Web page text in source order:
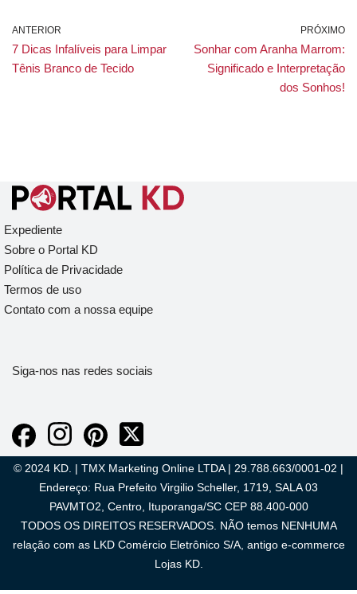
ANTERIOR
7 Dicas Infalíveis para Limpar
Tênis Branco de Tecido
PRÓXIMO
Sonhar com Aranha Marrom:
Significado e Interpretação
dos Sonhos!
Expediente
Sobre o Portal KD
Política de Privacidade
Termos de uso
Contato com a nossa equipe
Siga-nos nas redes sociais
© 2024 KD. | TMX Marketing Online LTDA | 29.788.663/0001-02 |
Endereço: Rua Prefeito Virgilio Scheller, 1719, SALA 03
PAVMTO2, Centro, Ituporanga/SC CEP 88.400-000
TODOS OS DIREITOS RESERVADOS. NÃO temos NENHUMA
relação com as LKD Comércio Eletrônico S/A, antigo e-commerce
Lojas KD.